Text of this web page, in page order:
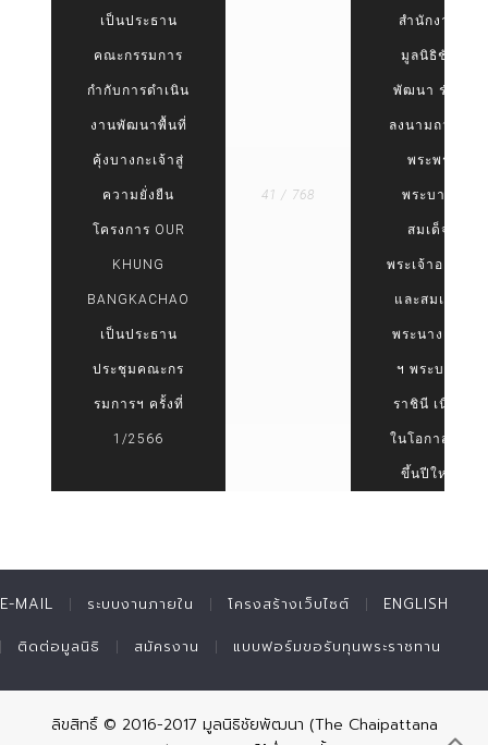
เป็นประธาน
คณะกรรมการ
กำกับการดำเนิน
งานพัฒนาพื้นที่
คุ้งบางกะเจ้าสู่
ความยั่งยืน
โครงการ OUR
KHUNG
BANGKACHAO
เป็นประธาน
ประชุมคณะกร
รมการฯ ครั้งที่
1/2566
41 / 768
สำนักงาน
มูลนิธิชัย
พัฒนา ร่วม
ลงนามถวาย
พระพร
พระบาท
สมเด็จ
พระเจ้าอยู่หัว
และสมเด็จ
พระนางเจ้า
ฯ พระบรม
ราชินี เนื่อง
ในโอกาสวัน
ขึ้นปีใหม่
E-MAIL ระบบงานภายใน โครงสร้างเว็บไซต์ ENGLISH
ติดต่อมูลนิธิ สมัครงาน แบบฟอร์มขอรับทุนพระราชทาน
ลิขสิทธิ์ © 2016-2017 มูลนิธิชัยพัฒนา (The Chaipattana